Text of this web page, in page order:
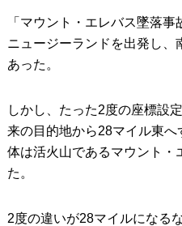
「マウント・エレバス墜落事
ニュージーランドを出発し
あった。
しかし、たった2度の座標設
来の目的地から28マイル東
体は活火山であるマウント・
た。
2度の違いが28マイルになる